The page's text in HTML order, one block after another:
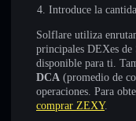
Introduce la
Solflare utiliza
principales DEXes
disponible para ti.
DCA (promedio de
operaciones. Para
comprar ZEXY.